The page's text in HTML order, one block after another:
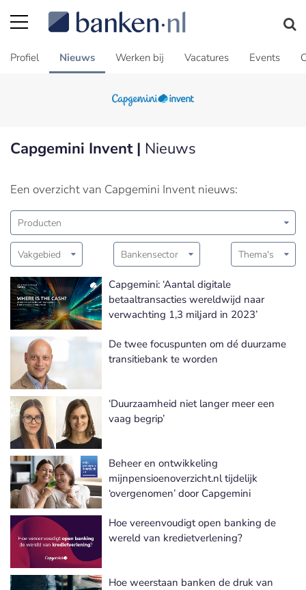
Profiel Nieuws Werken bij Vacatures Events
Capgemini Invent | Nieuws
Een overzicht van Capgemini Invent nieuws:
Producten
Vakgebied Bankensector Thema's
Capgemini: ‘Aantal digitale
betaaltransacties wereldwijd naar
verwachting 1,3 miljard in 2023’
De twee focuspunten om dé duurzame
transitiebank te worden
‘Duurzaamheid niet langer meer een
vaag begrip’
Beheer en ontwikkeling
mijnpensioenoverzicht.nl tijdelijk
‘overgenomen’ door Capgemini
Hoe vereenvoudigt open banking de
wereld van kredietverlening?
Hoe weerstaan banken de druk van